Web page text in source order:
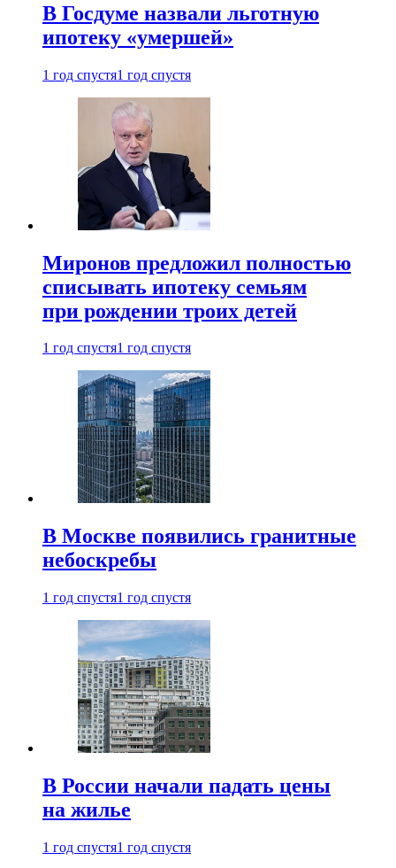
В Госдуме назвали льготную
ипотеку «умершей»
1 год спустя1 год спустя
Миронов предложил полностью
списывать ипотеку семьям
при рождении троих детей
1 год спустя1 год спустя
В Москве появились гранитные
небоскребы
1 год спустя1 год спустя
В России начали падать цены
на жилье
1 год спустя1 год спустя